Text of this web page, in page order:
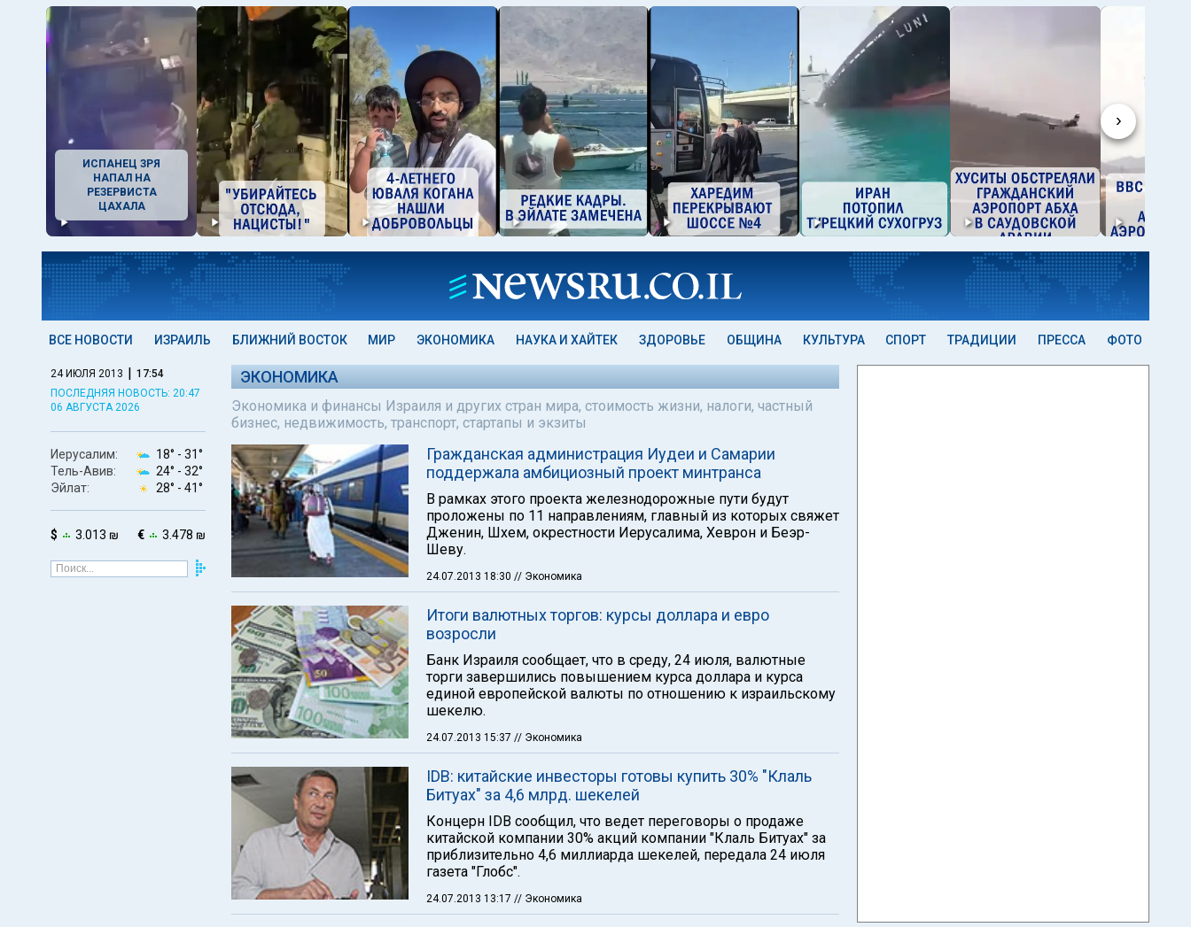
›
ИСПАНЕЦ ЗРЯ
НАПАЛ НА
РЕЗЕРВИСТА
ЦАХАЛА
ВСЕ НОВОСТИ ИЗРАИЛЬ БЛИЖНИЙ ВОСТОК МИР ЭКОНОМИКА НАУКА И ХАЙТЕК ЗДОРОВЬЕ ОБЩИНА КУЛЬТУРА СПОРТ ТРАДИЦИИ ПРЕССА ФОТО
24 ИЮЛЯ 2013 | 17:54
ПОСЛЕДНЯЯ НОВОСТЬ: 20:47
06 АВГУСТА 2026
Иерусалим: 18° - 31°
Тель-Авив:
24° - 32°
Эйлат:
28° - 41°
$ 3.013 ₪ € 3.478 ₪
ЭКОНОМИКА
Экономика и финансы Израиля и других стран мира, стоимость жизни, налоги, частный
бизнес, недвижимость, транспорт, стартапы и экзиты
Гражданская администрация Иудеи и Самарии
поддержала амбициозный проект минтранса
В рамках этого проекта железнодорожные пути будут
проложены по 11 направлениям, главный из которых свяжет
Дженин, Шхем, окрестности Иерусалима, Хеврон и Беэр-
Шеву.
24.07.2013 18:30 // Экономика
Итоги валютных торгов: курсы доллара и евро
возросли
Банк Израиля сообщает, что в среду, 24 июля, валютные
торги завершились повышением курса доллара и курса
единой европейской валюты по отношению к израильскому
шекелю.
24.07.2013 15:37 // Экономика
IDB: китайские инвесторы готовы купить 30% "Клаль
Битуах" за 4,6 млрд. шекелей
Концерн IDB сообщил, что ведет переговоры о продаже
китайской компании 30% акций компании "Клаль Битуах" за
приблизительно 4,6 миллиарда шекелей, передала 24 июля
газета "Глобс".
24.07.2013 13:17 // Экономика